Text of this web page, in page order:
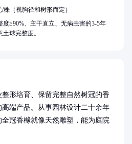
形培育、保留完整自然树冠的香
端产品。从事园林设计二十余年
冠香橼就像天然雕塑，能为庭院
/株（视胸径和树形而定）
度≥90%、主干直立、无病虫害的3-5年
球完整度。